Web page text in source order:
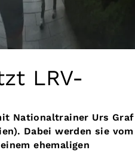
LRV-
Nationaltrainer Urs Graf
Dabei werden sie vom
ehemaligen